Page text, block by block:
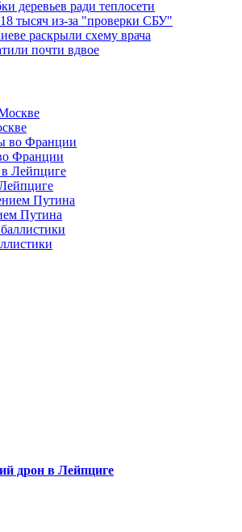
деревьев ради теплосети
тысяч из-за "проверки СБУ"
раскрыли схему врача
почти вдвое
Франции
Путина
дрон в Лейпциге